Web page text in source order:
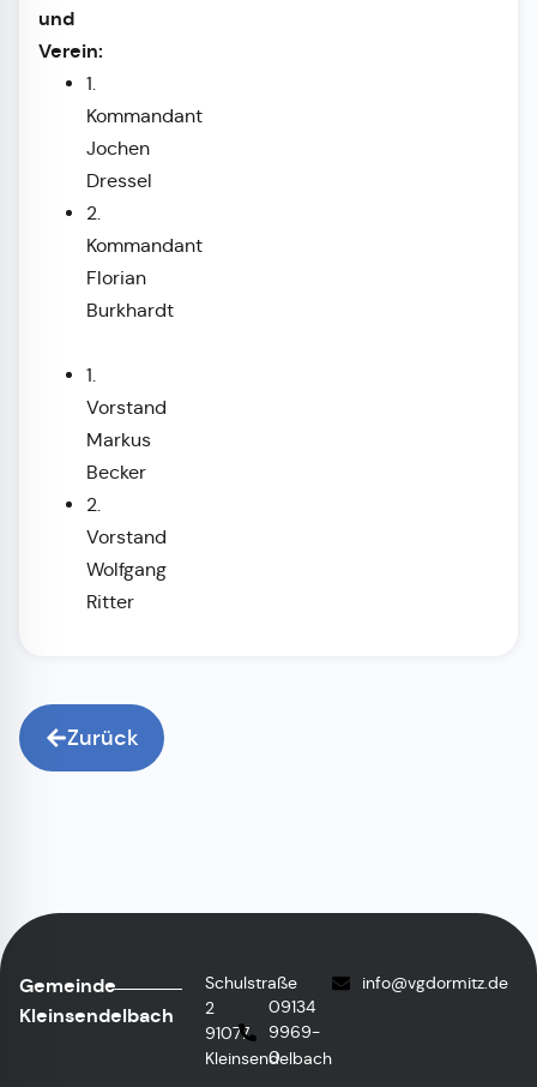
und
Verein:
1.
Kommandant
Jochen
Dressel
2.
Kommandant
Florian
Burkhardt
1.
Vorstand
Markus
Becker
2.
Vorstand
Wolfgang
Ritter
Zurück
Gemeinde
Kleinsendelbach
Schulstraße
2
91077
Kleinsendelbach
09134
9969-
0
info@vgdormitz.de